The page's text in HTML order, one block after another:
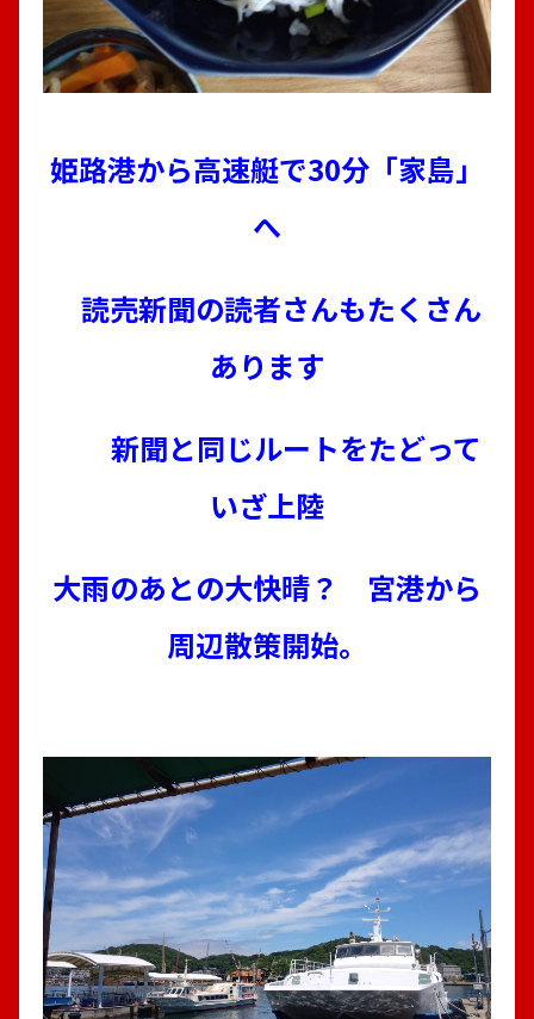
姫路港から高速艇で30分「家島」
へ
読売新聞の読者さんもたくさん
あります
新聞と同じルートをたどって
いざ上陸
大雨のあとの大快晴？ 宮港から
周辺散策開始。